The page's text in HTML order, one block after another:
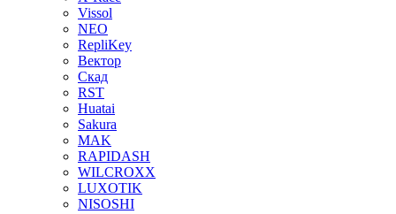
Vissol
NEO
RepliKey
Вектор
Скад
RST
Huatai
Sakura
MAK
RAPIDASH
WILCROXX
LUXOTIK
NISOSHI